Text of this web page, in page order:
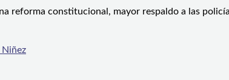
reforma constitucional, mayor respaldo a las